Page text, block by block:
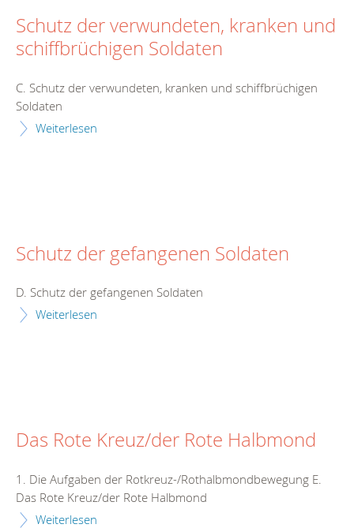
Schutz der verwundeten, kranken und
schiffbrüchigen Soldaten
C. Schutz der verwundeten, kranken und schiffbrüchigen
Soldaten
Weiterlesen
Schutz der gefangenen Soldaten
D. Schutz der gefangenen Soldaten
Weiterlesen
Das Rote Kreuz/der Rote Halbmond
1. Die Aufgaben der Rotkreuz-/Rothalbmondbewegung E.
Das Rote Kreuz/der Rote Halbmond
Weiterlesen